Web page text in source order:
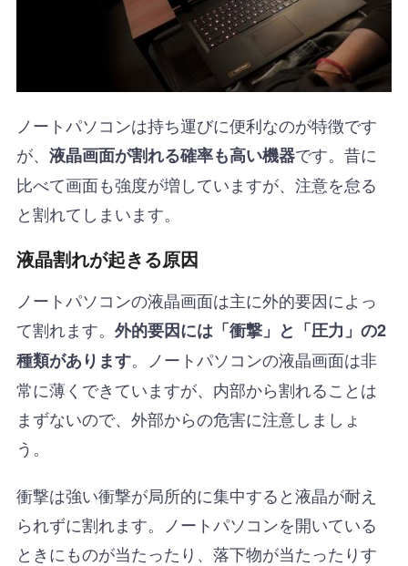
ノートパソコンは持ち運びに便利なのが特徴です
が、 液晶画面が割れる確率も高い機器です。昔に
比べて画面も強度が増していますが、注意を怠る
と割れてしまいます。
液晶割れが起きる原因
ノートパソコンの液晶画面は主に外的要因によっ
て割れます。 外的要因には「衝撃」と「圧力」の2
種類があります。ノートパソコンの液晶画面は非
常に薄くできていますが、内部から割れることは
まずないので、外部からの危害に注意しましょ
う。
衝撃は強い衝撃が局所的に集中すると液晶が耐え
られずに割れます。ノートパソコンを開いている
ときにものが当たったり、落下物が当たったりす